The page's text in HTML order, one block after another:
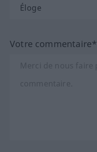
Votre commentaire*